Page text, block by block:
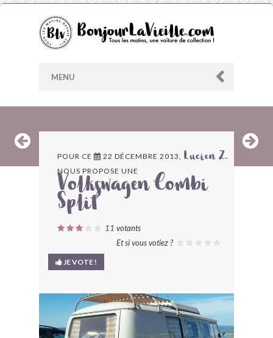
MENU
ARCHIVES
LES CONTRIBUTEURS
MODÈLES ET MARQUES
POUR CE 22 DÉCEMBRE 2013, Lucien Z.
NOUS PROPOSE UNE
Volkswagen Combi
Split
11 votants
Et si vous votiez ?
JE VOTE !